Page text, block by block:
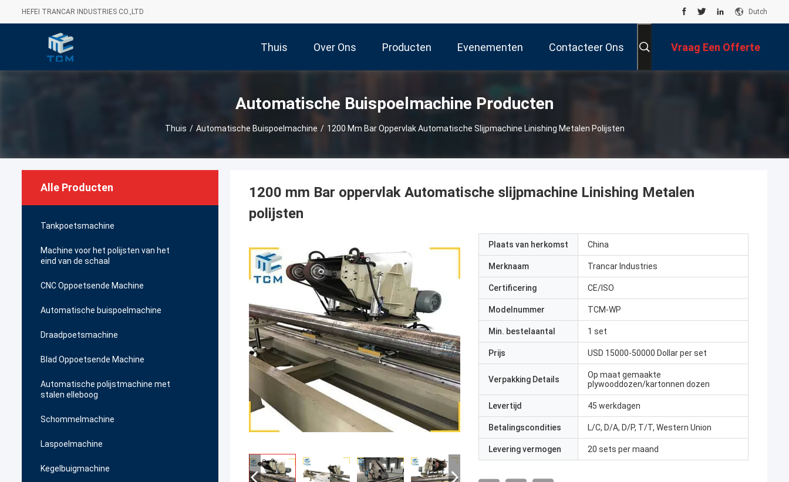
HEFEI TRANCAR INDUSTRIES CO.,LTD Dutch
Thuis Over Ons Producten Evenementen Contacteer Ons Vraag Een Offerte
Automatische Buispoelmachine Producten
Thuis / Automatische Buispoelmachine / 1200 Mm Bar Oppervlak Automatische Slijpmachine Linishing Metalen Polijsten
Alle Producten
Tankpoetsmachine
Machine voor het polijsten van het
eind van de schaal
CNC Oppoetsende Machine
Automatische buispoelmachine
Draadpoetsmachine
Blad Oppoetsende Machine
Automatische polijstmachine met
stalen elleboog
Schommelmachine
Laspoelmachine
Kegelbuigmachine
1200 mm Bar oppervlak Automatische slijpmachine Linishing Metalen
polijsten
Plaats van herkomst China
Merknaam Trancar Industries
Certificering CE/ISO
Modelnummer TCM-WP
Min. bestelaantal 1 set
Prijs USD 15000-50000 Dollar per set
Verpakking Details
Op maat gemaakte
plywooddozen/kartonnen dozen
Levertijd 45 werkdagen
Betalingscondities L/C, D/A, D/P, T/T, Western Union
Levering vermogen 20 sets per maand